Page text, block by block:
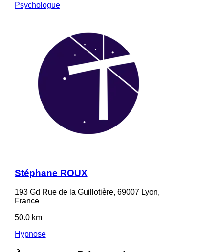
Psychologue
Stéphane ROUX
193 Gd Rue de la Guillotière, 69007 Lyon,
France
50.0 km
Hypnose